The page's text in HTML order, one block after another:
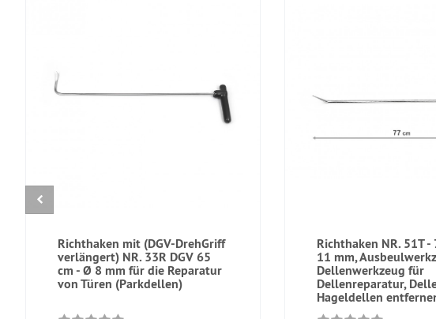
Richthaken mit (DGV-DrehGriff
verlängert) NR. 33R DGV 65
cm - Ø 8 mm für die Reparatur
von Türen (Parkdellen)
Richthaken NR. 51T -
11 mm,
Dellenwerkzeug für
Dellenreparatur,
Hageldellen